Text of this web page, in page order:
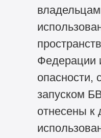
Федерации
опасности,
запуском
отнесены к